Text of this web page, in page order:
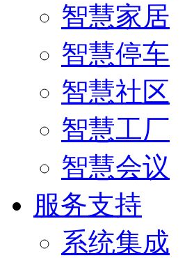
智慧家居
智慧停车
智慧社区
智慧工厂
智慧会议
服务支持
系统集成